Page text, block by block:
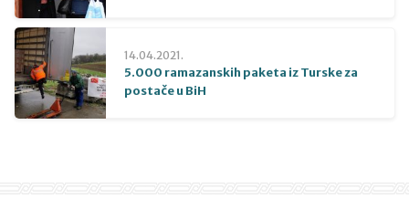
14.04.2021.
5.000 ramazanskih paketa iz Turske za
postače u BiH